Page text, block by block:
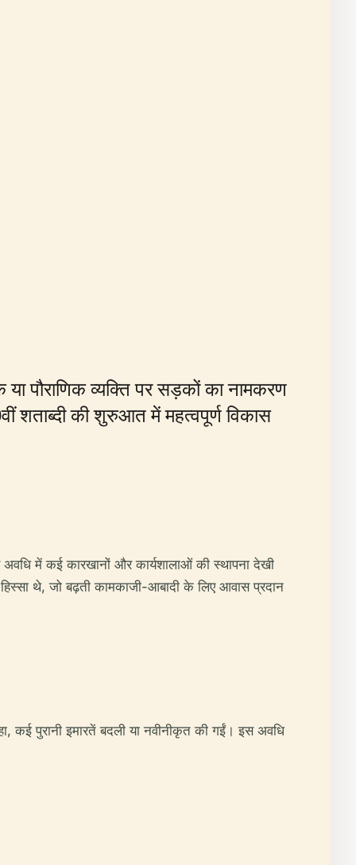
या पौराणिक व्यक्ति पर सड़कों का नामकरण
शताब्दी की शुरुआत में महत्वपूर्ण विकास
में कई कारखानों और कार्यशालाओं की स्थापना देखी
थे, जो बढ़ती कामकाजी-आबादी के लिए आवास प्रदान
कई पुरानी इमारतें बदली या नवीनीकृत की गईं। इस अवधि